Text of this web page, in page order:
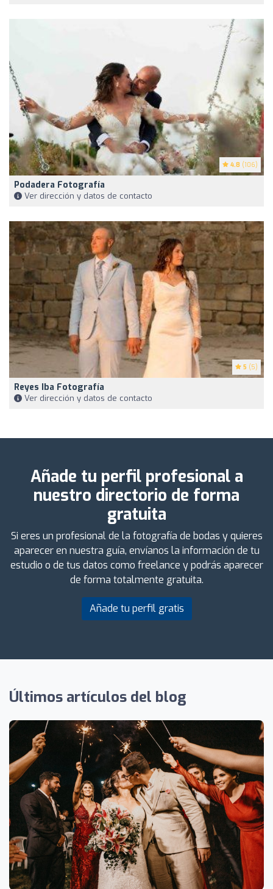
4.8 (106)
Podadera Fotografía
Ver dirección y datos de contacto
5 (5)
Reyes Iba Fotografía
Ver dirección y datos de contacto
Añade tu perfil profesional a
nuestro directorio de forma
gratuita
Si eres un profesional de la fotografía de bodas y quieres
aparecer en nuestra guía, envíanos la información de tu
estudio o de tus datos como freelance y podrás aparecer
de forma totalmente gratuita.
Añade tu perfil gratis
Últimos artículos del blog